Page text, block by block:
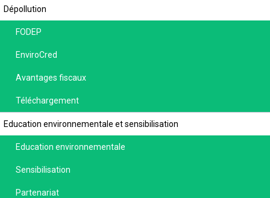
Dépollution
FODEP
EnviroCred
Avantages fiscaux
Téléchargement
Education environnementale et sensibilisation
Education environnementale
Sensibilisation
Partenariat